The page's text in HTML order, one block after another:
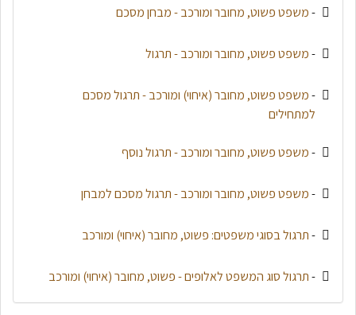
-משפט פשוט, מחובר ומורכב - מבחן מסכם
-משפט פשוט, מחובר ומורכב - תרגול
-משפט פשוט, מחובר (איחוי) ומורכב - תרגול מסכם
למתחילים
-משפט פשוט, מחובר ומורכב - תרגול נוסף
-משפט פשוט, מחובר ומורכב - תרגול מסכם למבחן
-תרגול בסוגי משפטים: פשוט, מחובר (איחוי) ומורכב
-תרגול סוג המשפט לאלופים - פשוט, מחובר (איחוי) ומורכב